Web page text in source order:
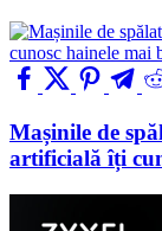
Mașinile de
artificială îți